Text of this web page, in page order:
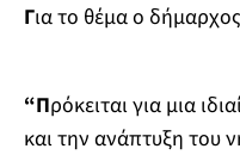
Για το θέμα ο
“Πρόκειται για μια
και την ανάπτυξη του